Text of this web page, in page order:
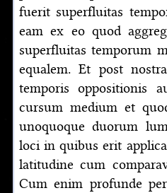
fuerit superfluitas
eam ex eo quod
superfluitas temporum
equalem. Et post
temporis oppositionis
cursum medium et
unoquoque duorum
loci in quibus erit
latitudine cum
Cum enim profunde